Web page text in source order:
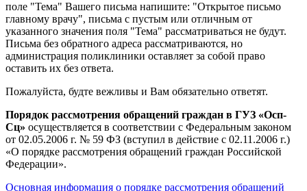
поле "Тема" Вашего письма напишите: "Открытое письмо
главному врачу", письма с пустым или отличным от
указанного значения поля "Тема" рассматриваться не будут.
Письма без обратного адреса рассматриваются, но
администрация поликлиники оставляет за собой право
оставить их без ответа.
Пожалуйста, будте вежливы и Вам обязательно ответят.
Порядок рассмотрения обращений граждан в ГУЗ «Осп-
Сц» осуществляется в соответствии с Федеральным законом
от 02.05.2006 г. № 59 ФЗ (вступил в действие с 02.11.2006 г.)
«О порядке рассмотрения обращений граждан Российской
Федерации».
Основная информация о порядке рассмотрения обращений